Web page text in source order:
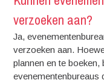
verzoeken aan?
Ja,
verzoeken aan.
plannen en te
evenementenbureaus